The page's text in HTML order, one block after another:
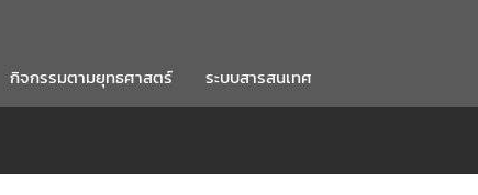
กิจกรรมตามยุทธศาสตร์ ระบบสารสนเทศ